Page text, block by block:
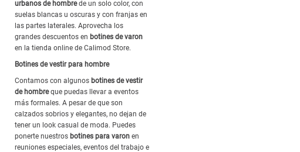
urbanos de hombrede un solo color, con
suelas blancas u oscuras y con franjas en
las partes laterales. Aprovecha los
grandes descuentos en botines de varon
en la tienda online de Calimod Store.
Botines de vestir para hombre
Contamos con algunos botines de vestir
de hombreque puedas llevar a eventos
más formales. A pesar de que son
calzados sobrios y elegantes, no dejan de
tener un look casual de moda. Puedes
ponerte nuestros botines para varon en
reuniones especiales, eventos del trabajo e